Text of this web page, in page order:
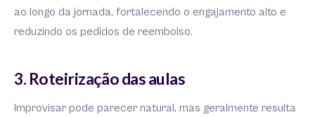
ao longo da jornada, fortalecendo o engajamento alto e
reduzindo os pedidos de reembolso.
3. Roteirização das aulas
Improvisar pode parecer natural, mas geralmente resulta